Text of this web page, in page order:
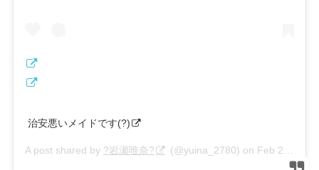
治安悪いメイドです(?)
A post shared by ?岩瀬唯奈? (@yuina_2780) on Feb 20, 2020 at 6:11am PST